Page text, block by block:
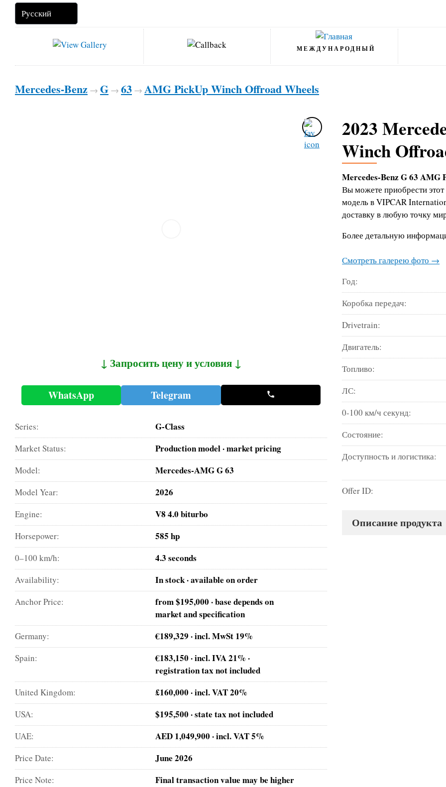
МЕЖДУНАРОДНЫЙ
Mercedes-Benz → G → 63 → AMG PickUp Winch Offroad Wheels
↓ Запросить цену и условия ↓
WhatsApp Telegram
Series: G-Class
Market Status: Production model · market pricing
Model: Mercedes-AMG G 63
Model Year: 2026
Engine: V8 4.0 biturbo
Horsepower: 585 hp
0–100 km/h: 4.3 seconds
Availability: In stock · available on order
Anchor Price:
from $195,000 · base depends on
market and specification
Germany: €189,329 · incl. MwSt 19%
Spain:
€183,150 · incl. IVA 21% ·
registration tax not included
United Kingdom: £160,000 · incl. VAT 20%
USA: $195,500 · state tax not included
UAE: AED 1,049,900 · incl. VAT 5%
Price Date: June 2026
Price Note:
Final transaction value may be higher
2023
Winch
Mercedes-Benz G 63 AMG
Вы можете приобрести
модель в VIPCAR
доставку в любую точку
Более детальную
Смотреть галерею фото →
Год:
Коробка передач:
Drivetrain:
Двигатель:
Топливо:
ЛС:
0-100 км/ч секунд:
Состояние:
Доступность и логистика:
Offer ID:
Описание продукта